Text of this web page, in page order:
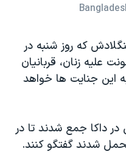
که روز شنبه در
عليه زنان، قربانيان
اين جنايت ها خواهد
در داکا جمع شدند تا در
شدند گفتگو کنند.